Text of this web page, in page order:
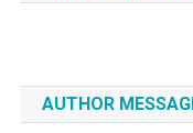
AUTHOR